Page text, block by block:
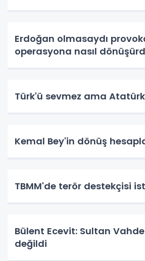
Erdoğan olmasaydı
operasyona nasıl
Türk'ü sevmez ama
Kemal Bey'in dönüş
TBMM'de terör destekçisi
Bülent Ecevit: Sultan
değildi